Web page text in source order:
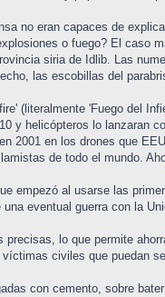
no eran capaces de
o fuego? El caso
siria de Idlib. Las
las escobillas del
(literalmente 'Fuego del
y helicópteros lo lanzaran
2001 en los drones que
de todo el mundo.
empezó al usarse las
eventual guerra con la
lo que permite
civiles que puedan
con cemento, sobre